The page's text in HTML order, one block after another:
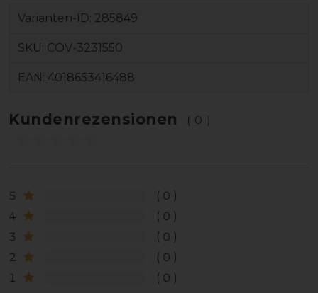
Varianten-ID: 285849
SKU: COV-3231550
EAN: 4018653416488
Kundenrezensionen (0)
5
0
4
0
3
0
2
0
1
0